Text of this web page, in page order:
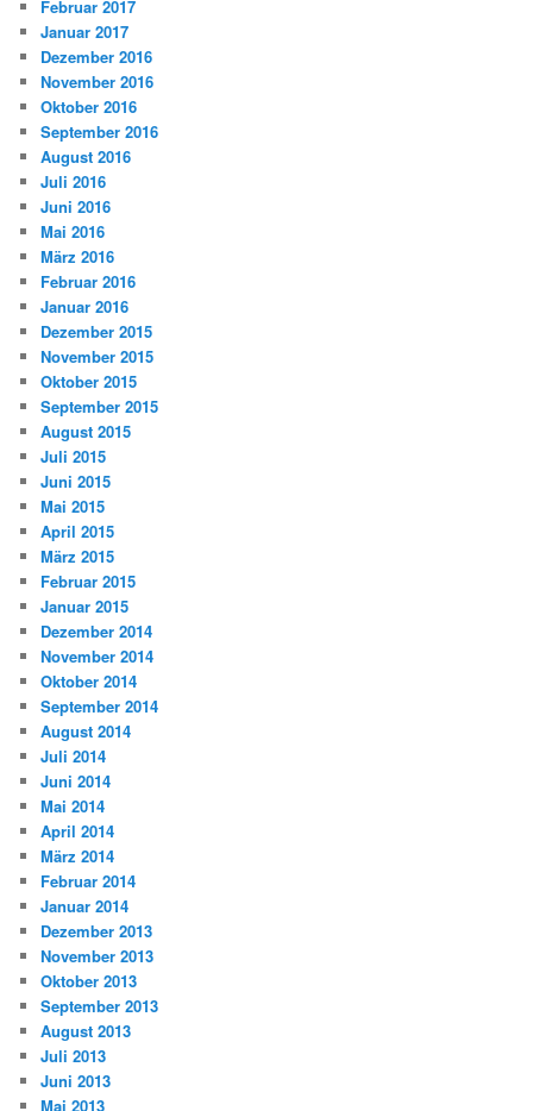
Februar 2017
Januar 2017
Dezember 2016
November 2016
Oktober 2016
September 2016
August 2016
Juli 2016
Juni 2016
Mai 2016
März 2016
Februar 2016
Januar 2016
Dezember 2015
November 2015
Oktober 2015
September 2015
August 2015
Juli 2015
Juni 2015
Mai 2015
April 2015
März 2015
Februar 2015
Januar 2015
Dezember 2014
November 2014
Oktober 2014
September 2014
August 2014
Juli 2014
Juni 2014
Mai 2014
April 2014
März 2014
Februar 2014
Januar 2014
Dezember 2013
November 2013
Oktober 2013
September 2013
August 2013
Juli 2013
Juni 2013
Mai 2013